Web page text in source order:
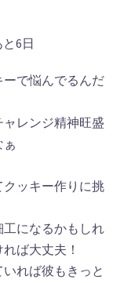
6日
で悩んでるんだ
レンジ精神旺盛
ッキー作りに挑
になるかもしれ
ば大丈夫！
れば彼もきっと